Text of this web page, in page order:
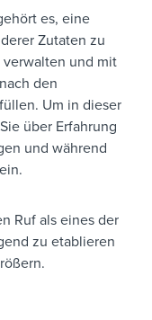
es, eine
Zutaten zu
und mit
den
Um in dieser
über Erfahrung
und während
Ruf als eines der
zu etablieren